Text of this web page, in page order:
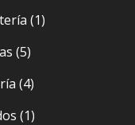
(1)
(5)
(4)
(1)